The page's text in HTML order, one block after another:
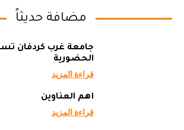
مضافة حديثاً
جامعة غرب كردفان
الحضورية
قراءة المزيد
أهم العناوين
قراءة المزيد